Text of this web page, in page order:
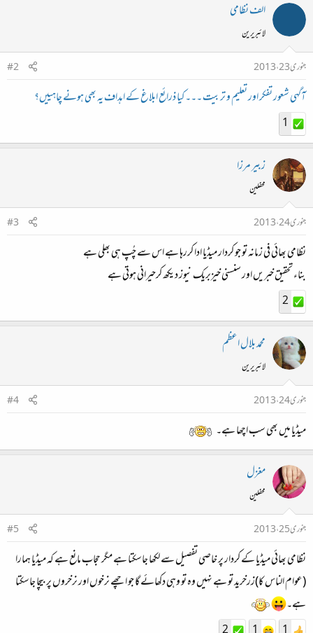
الف نظامی
لائبریرین
جنوری 23، 2013
#2
آگہی شعور تفکر اور تعلیم و تربیت ۔۔۔ کیا ذرائع ابلاغ کے اہداف یہ بھی ہونے چاہییں؟
1
زبیر مرزا
محفلین
جنوری 24، 2013
#3
نظامی بھائی فی زمانہ تو جو کردار میڈیا ادا کررہا ہے اس سے چُپ ہی بھلی ہے
بناء تحقیق خبریں اور سنسنی خیزبریک نیوز دیکھ کرحیرانی ہوتی ہے
2
محمد بلال اعظم
لائبریرین
جنوری 24، 2013
#4
میڈیا میں بھی سب اچھا ہے۔
مغزل
محفلین
جنوری 25، 2013
#5
نظامی بھائی میڈیا کے کردار پر خاصی تفصیل سے لکھا جاسکتا ہے مگر حجاب مانع ہے کہ میڈیا ہمارا
(عوام الناس کا)زرخرید تو ہے نہیں وہ تو وہی دکھائے گا جو اچھے نرخوں اور نرخروں پر بیچا جاسکتا
ہے۔